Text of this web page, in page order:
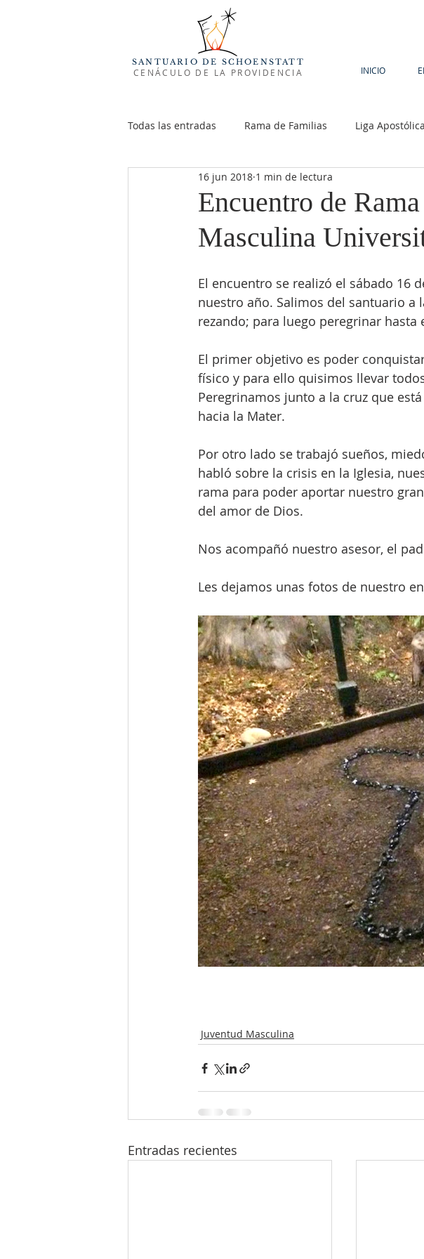
SANTUARIO DE SCHOENSTATT
CENÁCULO DE LA PROVIDENCIA INICIO
Todas las entradas Rama de Familias Liga
Juventud Masculina Familia de Schoenstatt
Encuentro de
Masculina
16 jun 2018 1 min de lectura
El encuentro se realizó el sábado 16
nuestro año. Salimos del santuario a
rezando; para luego peregrinar hasta
El primer objetivo es poder
físico y para ello quisimos llevar
Peregrinamos junto a la cruz que
hacia la Mater.
Por otro lado se trabajó sueños,
habló sobre la crisis en la Iglesia,
rama para poder aportar nuestro
del amor de Dios.
Nos acompañó nuestro asesor, el
Les dejamos unas fotos de nuestro
Juventud Masculina
Entradas recientes